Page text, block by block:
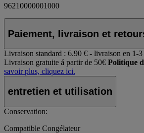
96210000001000
Paiement, livraison et
Livraison standard : 6.90 € - livraison en 1-
Livraison gratuite á partir de 50€ Politique
savoir plus, cliquez ici.
entretien et utilisation
Conservation:
Compatible Congélateur